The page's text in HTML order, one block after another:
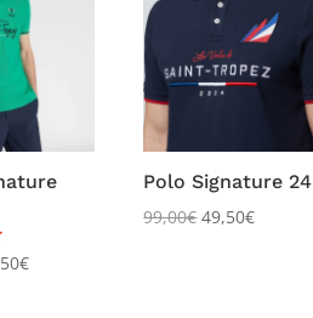
€
Polo Signature 24
99,00€ 49,50€